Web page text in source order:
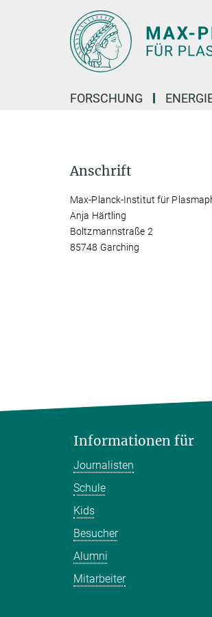
FORSCHUNG
Anschrift
Max-Planck-Institut für
Anja Härtling
Boltzmannstraße 2
85748 Garching
Informationen für
Journalisten
Schule
Kids
Besucher
Alumni
Mitarbeiter